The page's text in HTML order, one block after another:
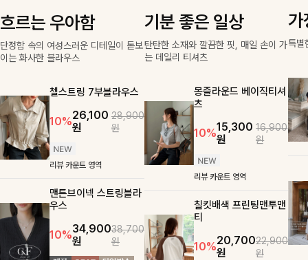
흐르는 우아함
단정함 속의 여성스러운 디테일이 돋보
이는 화사한 블라우스
첼스트링 7부블라우스
10%26,100
원
28,900
원
리뷰 카운트 영역
맨튼브이넥 스트링블라
우스
10%34,900
원
38,700
원
기분 좋은 일상
탄탄한 소재와 깔끔한 핏, 매일 손이 가
는 데일리 티셔츠
몽즐라운드 베이직티셔
츠
10%15,300
원
16,900
원
리뷰 카운트 영역
칠킷배색 프린팅맨투맨
티
10%20,700
원
22,900
원
가
특별